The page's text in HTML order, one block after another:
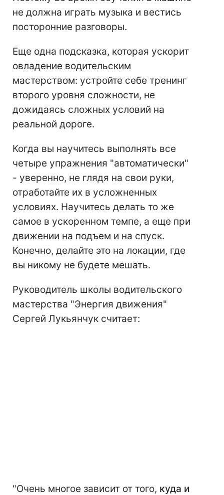
не должна играть музыка и вестись
посторонние разговоры.
Еще одна подсказка, которая ускорит
овладение водительским
мастерством: устройте себе тренинг
второго уровня сложности, не
дожидаясь сложных условий на
реальной дороге.
Когда вы научитесь выполнять все
четыре упражнения "автоматически"
- уверенно, не глядя на свои руки,
отработайте их в усложненных
условиях. Научитесь делать то же
самое в ускоренном темпе, а еще при
движении на подъем и на спуск.
Конечно, делайте это на локации, где
вы никому не будете мешать.
Руководитель школы водительского
мастерства "Энергия движения"
Сергей Лукьянчук считает:
"Очень многое зависит от того, куда и